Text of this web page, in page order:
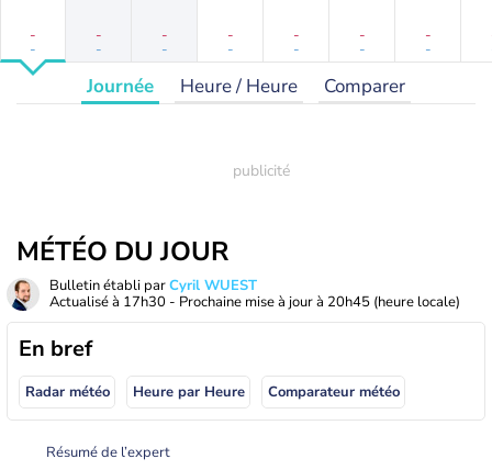
-
-
-
-
-
-
-
-
-
-
-
-
-
-
Journée Heure / Heure Comparer
MÉTÉO DU JOUR
Bulletin établi parCyril WUEST
Actualisé à 17h30 - Prochaine mise à jour à 20h45 (heure locale)
En bref
Radar météo Heure par Heure Comparateur météo
Résumé de l’expert